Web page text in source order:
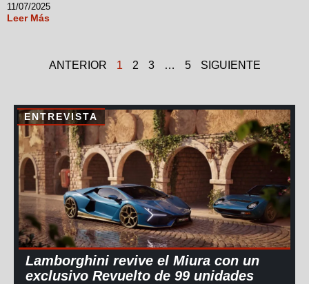
11/07/2025
Leer Más
ANTERIOR 1 2 3 … 5 SIGUIENTE
ENTREVISTA
Lamborghini revive el Miura con un
exclusivo Revuelto de 99 unidades